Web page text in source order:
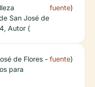
San José de
Autor (
fuente)
de Flores -
para
fuente)